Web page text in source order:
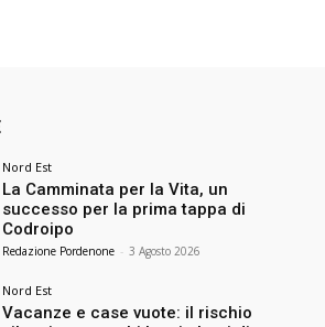
Nord Est
La Camminata per la Vita, un
successo per la prima tappa di
Codroipo
Redazione Pordenone - 3 Agosto 2026
Nord Est
Vacanze e case vuote: il rischio